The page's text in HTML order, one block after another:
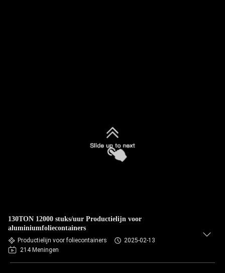
130TON 12000 stuks/uur Productielijn voor
aluminiumfoliecontainers
Productielijn voor foliecontainers
2025-02-13
214 Meningen